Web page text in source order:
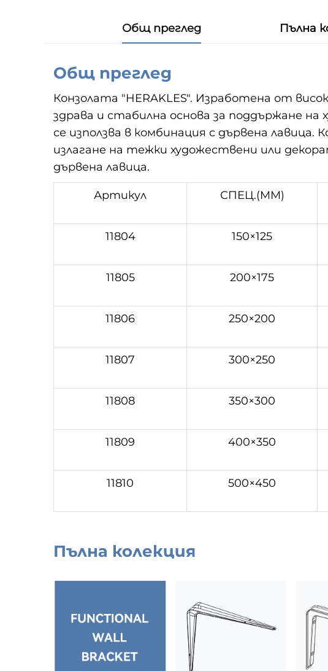
Общ преглед Пълна
Общ преглед
Конзолата "HERAKLES". Изработена от
здрава и стабилна основа за поддържане
се използва в комбинация с дървена лавица.
излагане на тежки художествени или
дървена лавица.
Артикул СПЕЦ.(MM)
11804
150×125
11805 200×175
11806 250×200
11807 300×250
11808 350×300
11809 400×350
11810 500×450
Пълна колекция